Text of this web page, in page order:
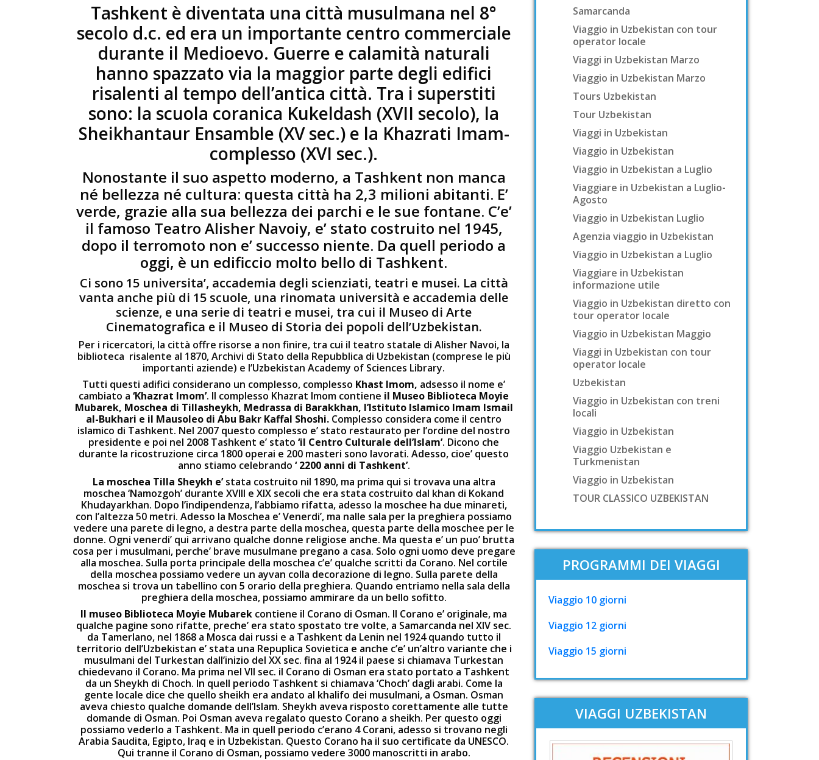
Tashkent è diventata una città musulmana nel 8°
secolo d.c. ed era un importante centro commerciale
durante il Medioevo. Guerre e calamità naturali
hanno spazzato via la maggior parte degli edifici
risalenti al tempo dell’antica città. Tra i superstiti
sono: la scuola coranica Kukeldash (XVII secolo), la
Sheikhantaur Ensamble (XV sec.) e la Khazrati Imam-
complesso (XVI sec.).
Nonostante il suo aspetto moderno, a Tashkent non manca
né bellezza né cultura: questa città ha 2,3 milioni abitanti. E’
verde, grazie alla sua bellezza dei parchi e le sue fontane. C’e’
il famoso Teatro Alisher Navoiy, e’ stato costruito nel 1945,
dopo il terromoto non e’ successo niente. Da quell periodo a
oggi, è un edificcio molto bello di Tashkent.
Ci sono 15 universita’, accademia degli scienziati, teatri e musei. La città
vanta anche più di 15 scuole, una rinomata università e accademia delle
scienze, e una serie di teatri e musei, tra cui il Museo di Arte
Cinematografica e il Museo di Storia dei popoli dell’Uzbekistan.
Per i ricercatori, la città offre risorse a non finire, tra cui il teatro statale di Alisher Navoi, la
biblioteca risalente al 1870, Archivi di Stato della Repubblica di Uzbekistan (comprese le più
importanti aziende) e l’Uzbekistan Academy of Sciences Library.
Tutti questi adifici considerano un complesso, complesso Khast Imom, adsesso il nome e’
cambiato a ‘Khazrat Imom’. Il complesso Khazrat Imom contiene il Museo Biblioteca Moyie
Mubarek, Moschea di Tillasheykh, Medrassa di Barakkhan, l’Istituto Islamico Imam Ismail
al-Bukhari e il Mausoleo di Abu Bakr Kaffal Shoshi. Complesso considera come il centro
islamico di Tashkent. Nel 2007 questo complesso e’ stato restaurato per l’ordine del nostro
presidente e poi nel 2008 Tashkent e’ stato ‘il Centro Culturale dell’Islam’. Dicono che
durante la ricostruzione circa 1800 operai e 200 masteri sono lavorati. Adesso, cioe’ questo
anno stiamo celebrando ‘ 2200 anni di Tashkent’.
La moschea Tilla Sheykh e’stata costruito nil 1890, ma prima qui si trovava una altra
moschea ‘Namozgoh’ durante XVIII e XIX secoli che era stata costruito dal khan di Kokand
Khudayarkhan. Dopo l’indipendenza, l’abbiamo rifatta, adesso la moschee ha due minareti,
con l’altezza 50 metri. Adesso la Moschea e’ Venerdi’, ma nalle sala per la preghiera possiamo
vedere una parete di legno, a destra parte della moschea, questa parte della moschee per le
donne. Ogni venerdi’ qui arrivano qualche donne religiose anche. Ma questa e’ un puo’ brutta
cosa per i musulmani, perche’ brave musulmane pregano a casa. Solo ogni uomo deve pregare
alla moschea. Sulla porta principale della moschea c’e’ qualche scritti da Corano. Nel cortile
della moschea possiamo vedere un ayvan colla decorazione di legno. Sulla parete della
moschea si trova un tabellino con 5 orario della preghiera. Quando entriamo nella sala della
preghiera della moschea, possiamo ammirare da un bello sofitto.
Il museo Biblioteca Moyie Mubarek contiene il Corano di Osman. Il Corano e’ originale, ma
qualche pagine sono rifatte, preche’ era stato spostato tre volte, a Samarcanda nel XIV sec.
da Tamerlano, nel 1868 a Mosca dai russi e a Tashkent da Lenin nel 1924 quando tutto il
territorio dell’Uzbekistan e’ stata una Repuplica Sovietica e anche c’e’ un’altro variante che i
musulmani del Turkestan dall’inizio del XX sec. fina al 1924 il paese si chiamava Turkestan
chiedevano il Corano. Ma prima nel VII sec. il Corano di Osman era stato portato a Tashkent
da un Sheykh di Choch. In quell periodo Tashkent si chiamava ‘Choch’ dagli arabi. Come la
gente locale dice che quello sheikh era andato al khalifo dei musulmani, a Osman. Osman
aveva chiesto qualche domande dell’Islam. Sheykh aveva risposto corettamente alle tutte
domande di Osman. Poi Osman aveva regalato questo Corano a sheikh. Per questo oggi
possiamo vederlo a Tashkent. Ma in quell periodo c’erano 4 Corani, adesso si trovano negli
Arabia Saudita, Egipto, Iraq e in Uzbekistan. Questo Corano ha il suo certificate da UNESCO.
Qui tranne il Corano di Osman, possiamo vedere 3000 manoscritti in arabo.
Samarcanda
Viaggio in Uzbekistan con tour
operator locale
Viaggi in Uzbekistan Marzo
Viaggio in Uzbekistan Marzo
Tours Uzbekistan
Tour Uzbekistan
Viaggi in Uzbekistan
Viaggio in Uzbekistan
Viaggio in Uzbekistan a Luglio
Viaggiare in Uzbekistan a Luglio-
Agosto
Viaggio in Uzbekistan Luglio
Agenzia viaggio in Uzbekistan
Viaggio in Uzbekistan a Luglio
Viaggiare in Uzbekistan
informazione utile
Viaggio in Uzbekistan diretto con
tour operator locale
Viaggio in Uzbekistan Maggio
Viaggi in Uzbekistan con tour
operator locale
Uzbekistan
Viaggio in Uzbekistan con treni
locali
Viaggio in Uzbekistan
Viaggio Uzbekistan e
Turkmenistan
Viaggio in Uzbekistan
TOUR CLASSICO UZBEKISTAN
PROGRAMMI DEI VIAGGI
Viaggio 10 giorni
Viaggio 12 giorni
Viaggio 15 giorni
VIAGGI UZBEKISTAN